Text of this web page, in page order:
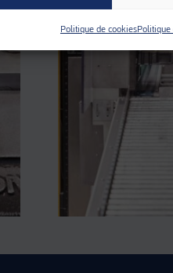
Politique de cookiesPolitique